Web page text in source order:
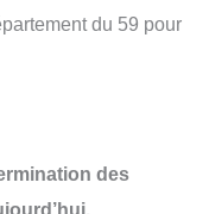
du 59 pour
des